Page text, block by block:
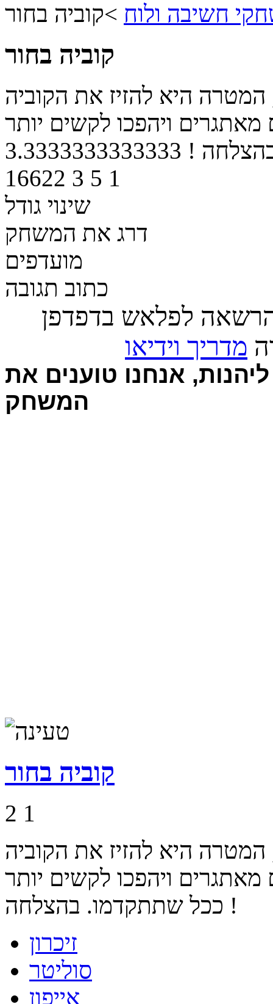
חשיבה ולוח >קוביה בחור
קוביה בחור
היא להזיז את הקוביה
ויהפכו לקשים יותר
!
3.3333333333333
16622 3 5 1
שינוי גודל
דרג את המשחק
מועדפים
כתוב תגובה
לפלאש בדפדפן
מדריך וידיאו
אנחנו טוענים את
המשחק
קוביה בחור
2 1
היא להזיז את הקוביה
ויהפכו לקשים יותר
ככל שתתקדמו. בהצלחה !
זיכרון
סוליטר
אייפון